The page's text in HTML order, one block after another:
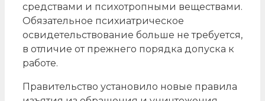
средствами и психотропными веществами.
Обязательное психиатрическое
освидетельствование больше не требуется,
в отличие от прежнего порядка допуска к
работе.
Правительство установило новые правила